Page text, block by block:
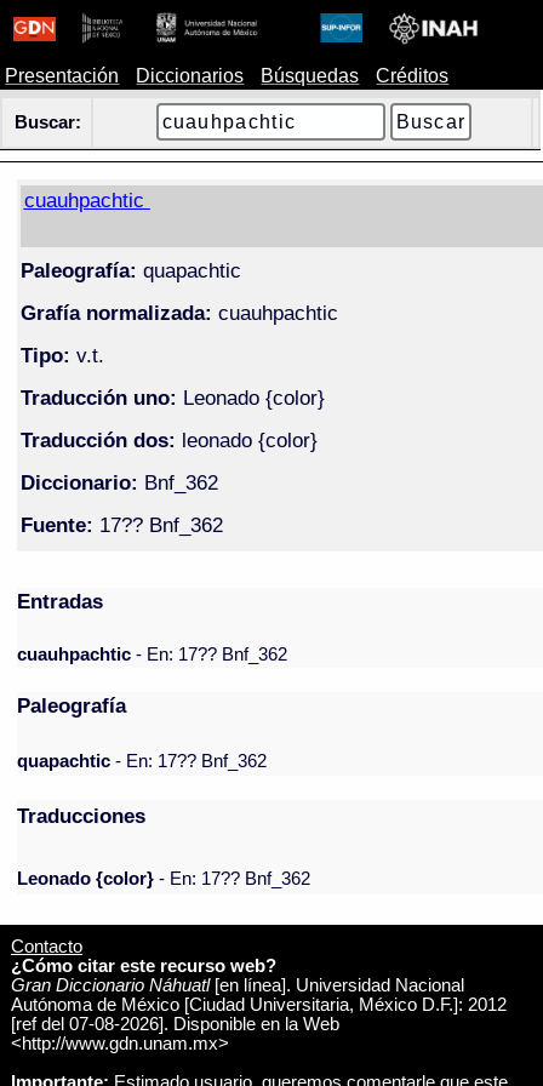
Presentación Diccionarios Búsquedas Créditos
Buscar:
cuauhpachtic
Paleografía: quapachtic
Grafía normalizada: cuauhpachtic
Tipo: v.t.
Traducción uno: Leonado {color}
Traducción dos: leonado {color}
Diccionario: Bnf_362
Fuente: 17?? Bnf_362
Entradas
cuauhpachtic- En: 17?? Bnf_362
Paleografía
quapachtic - En: 17?? Bnf_362
Traducciones
Leonado {color} - En: 17?? Bnf_362
Contacto
¿Cómo citar este recurso web?
Gran Diccionario Náhuatl[en línea]. Universidad Nacional
Autónoma de México [Ciudad Universitaria, México D.F.]: 2012
[ref del 07-08-2026]. Disponible en la Web
<http://www.gdn.unam.mx>
Importante: Estimado usuario, queremos comentarle que este